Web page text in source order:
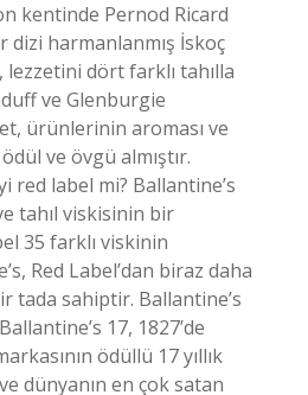
kentinde Pernod Ricard
harmanlanmış İskoç
lezzetini dört farklı tahılla
ve Glenburgie
ürünlerinin aroması ve
ve övgü almıştır.
red label mi? Ballantine’s
tahıl viskisinin bir
35 farklı viskinin
Red Label’dan biraz daha
tada sahiptir. Ballantine’s
17, 1827’de
ödüllü 17 yıllık
dünyanın en çok satan